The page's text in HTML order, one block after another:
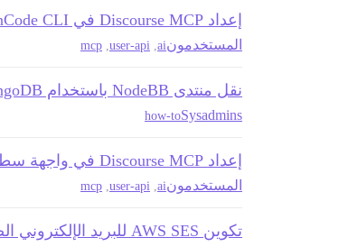
إعداد Discourse MCP في OpenCode CLI
المستخدمونai
user-api
mcp
نقل منتدى NodeBB باستخدام MongoDB إلى Discourse
Sysadmins
how-to
إعداد Discourse MCP في واجهة سطر الأوامر لـ OpenAI Codex
المستخدمونai
user-api
mcp
تكوين AWS SES للبريد الإلكتروني الصادر، المرتد، والوارد